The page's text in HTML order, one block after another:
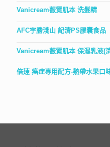
Vanicream薇霓肌本 洗髮精
AFC宇勝淺山 記清PS膠囊食品
Vanicream薇霓肌本 保濕乳液(
倍速 癌症專用配方-熱帶水果口